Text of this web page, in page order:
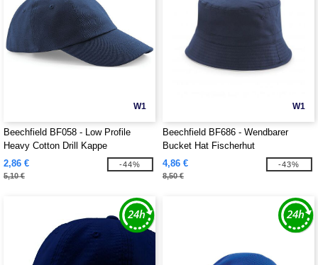
W1
Beechfield BF058 - Low Profile
Heavy Cotton Drill Kappe
2,86 €
5,10 €
-44%
W1
Beechfield BF686 - Wendbarer
Bucket Hat Fischerhut
4,86 €
8,50 €
-43%